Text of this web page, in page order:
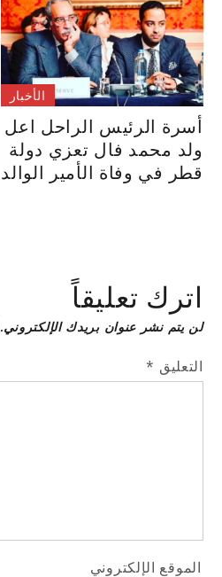
الأخبار
أسرة الرئيس الراحل اعل
ولد محمد فال تعزي دولة
قطر في وفاة الأمير الوالد
اترك تعليقاً
لن يتم نشر عنوان بريدك الإلكتروني.
التعليق *
الموقع الإلكتروني